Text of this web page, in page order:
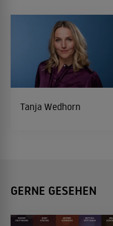
Tanja Wedhorn
GERNE GESEHEN